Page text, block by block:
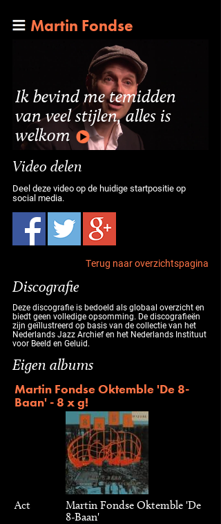
Martin Fondse
Ik bevind me temidden
van veel stijlen, alles is
welkom
Video delen
Deel deze video op de huidige startpositie op
social media.
Terug naar overzichtspagina
Discografie
Deze discografie is bedoeld als globaal overzicht en
biedt geen volledige opsomming. De discografieën
zijn geïllustreerd op basis van de collectie van het
Nederlands Jazz Archief en het Nederlands Instituut
voor Beeld en Geluid.
Eigen albums
Martin Fondse Oktemble 'De 8-
Baan' - 8 x g!
Act
Martin Fondse Oktemble 'De
8-Baan'